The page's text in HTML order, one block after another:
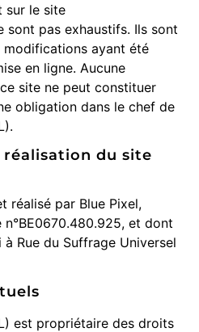
sur le site
pas exhaustifs. Ils sont
modifications ayant été
en ligne. Aucune
site ne peut constituer
obligation dans le chef de
réalisation du site
réalisé par Blue Pixel,
n°BE0670.480.925, et dont
Rue du Suffrage Universel
est propriétaire des droits